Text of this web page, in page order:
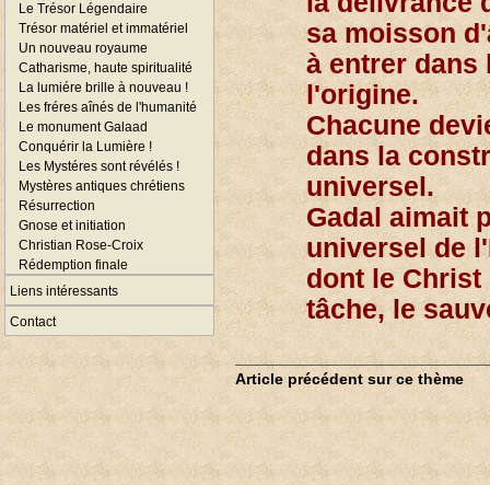
Le Trésor Légendaire
Trésor matériel et immatériel
Un nouveau royaume
Catharisme, haute spiritualité
La lumiére brille à nouveau !
Les fréres aînés de l'humanité
Le monument Galaad
Conquérir la Lumière !
Les Mystéres sont révélés !
Mystères antiques chrétiens
Résurrection
Gnose et initiation
Christian Rose-Croix
Rédemption finale
Liens intéressants
Contact
sa moisson
à entrer dans
l'origine.
Chacune
dans la
universel.
Gadal aimait
universel de
dont le
tâche, le
Article précédent sur ce thème